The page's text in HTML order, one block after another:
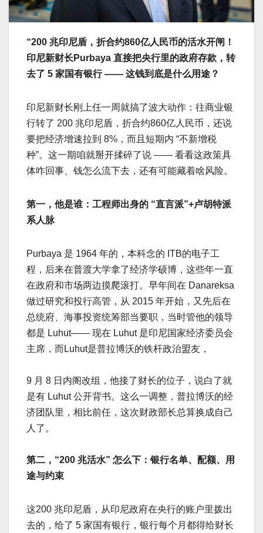
“200 兆印尼盾，折合约860亿人民币的活水开闸！
印尼新财长Purbaya 直接把央行里的政府存款，转
去了 5 家国有银行 —— 这钱到底是什么用途？​
印尼新财长刚上任一周就搞了波大动作：往商业银
行转了 200 兆印尼盾，折合约860亿人民币，还说
要把经济增速拉到 8%，而且短期内 “不新增税
种”。这一期咱就掰开揉碎了说 —— 看看这政策具
体咋回事、钱怎么流下去，还有可能藏着啥风险。​
第一，他是谁：工程师出身的 “直言派”+卢胡特派
系人脉​
Purbaya 是 1964 年的，本科念的 ITB的电子工
程，后来在普渡大学拿了经济学硕博，这些年一直
在政府和市场两边摸爬滚打。早年间在 Danareksa
做过研究和投行高管，从 2015 年开始，又先后在
总统府、海事投资统筹部当要职，当时管他的领导
都是 Luhut—— 现在 Luhut 是印尼国家经济委员会
主席，而Luhut是普拉博沃的铁杆政治盟友，
9 月 8 日内阁改组，他接了财长的位子，说白了就
是有 Luhut 公开背书。这么一调整，普拉博沃的经
济团队里，相比前任，这次财政部长总算换成自己
人了。
第二，“200 兆活水” 怎么下：银行名单、配额、用
途与约束​
这200 兆印尼盾，从印尼政府在央行的账户里拨出
去的，给了 5 家国有银行，银行每个月都得给财长